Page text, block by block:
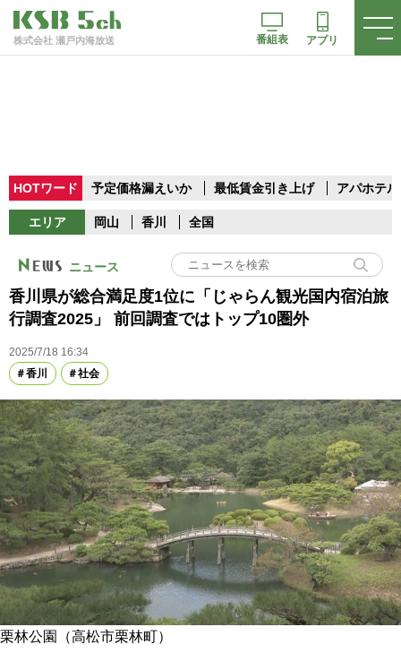
株式会社 瀬戸内海放送 番組表 アプリ
HOTワード 予定価格漏えいか 最低賃金引き上げ アパホテル
エリア 岡山 香川 全国
ニュース
香川県が総合満足度1位に「じゃらん観光国内宿泊旅
行調査2025」 前回調査ではトップ10圏外
2025/7/18 16:34
香川
社会
栗林公園（高松市栗林町）